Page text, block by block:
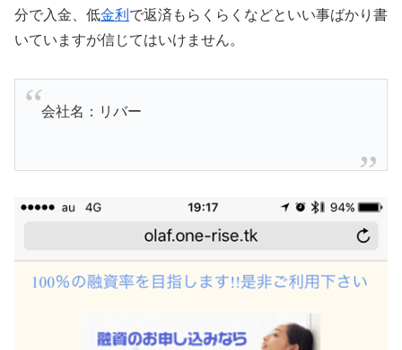
分で入金、低金利 で返済もらくらくなどといい事ばかり書
いていますが信じてはいけません。
会社名：リバー